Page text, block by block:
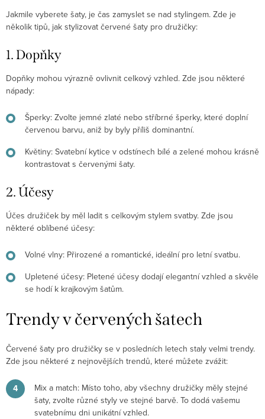
Jakmile vyberete šaty, je čas zamyslet se nad stylingem. Zde je
několik tipů, jak stylizovat červené šaty pro družičky:
1. Dopňky
Dopňky mohou výrazně ovlivnit celkový vzhled. Zde jsou některé
nápady:
Šperky: Zvolte jemné zlaté nebo stříbrné šperky, které doplní
červenou barvu, aniž by byly příliš dominantní.
Květiny: Svatební kytice v odstínech bílé a zelené mohou krásně
kontrastovat s červenými šaty.
2. Účesy
Účes družiček by měl ladit s celkovým stylem svatby. Zde jsou
některé oblíbené účesy:
Volné vlny: Přirozené a romantické, ideální pro letní svatbu.
Upletené účesy: Pletené účesy dodají elegantní vzhled a skvěle
se hodí k krajkovým šatům.
Trendy v červených šatech
Červené šaty pro družičky se v posledních letech staly velmi trendy.
Zde jsou některé z nejnovějších trendů, které můžete zvážit:
Mix a match: Místo toho, aby všechny družičky měly stejné
šaty, zvolte různé styly ve stejné barvě. To dodá vašemu
svatebnímu dni unikátní vzhled.